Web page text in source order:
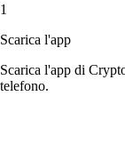
1
Scarica l'app
Scarica l'app di
telefono.